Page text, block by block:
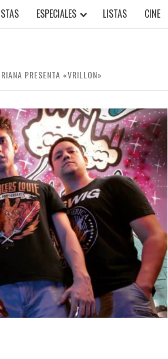
ESPECIALES LISTAS CINE
PRESENTA «VRILLON»